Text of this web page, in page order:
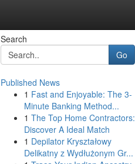
Search
Go
Published News
1 Fast and Enjoyable: The 3-
Minute Banking Method...
1 The Top Home Contractors:
Discover A Ideal Match
1 Depilator Kryształowy
Delikatny z Wydłużonym Gr...